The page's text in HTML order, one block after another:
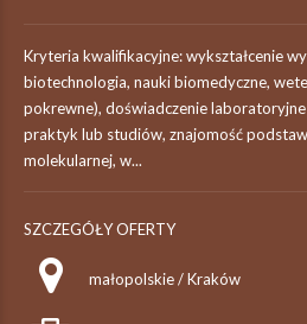
Kryteria kwalifikacyjne: wykształcenie
biotechnologia, nauki biomedyczne,
pokrewne), doświadczenie
praktyk lub studiów, znajomość
molekularnej, w...
SZCZEGÓŁY OFERTY
małopolskie / Kraków